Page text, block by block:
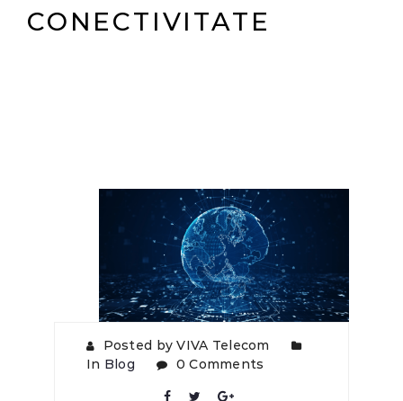
CONECTIVITATE
Posted by VIVA Telecom
In Blog 0 Comments